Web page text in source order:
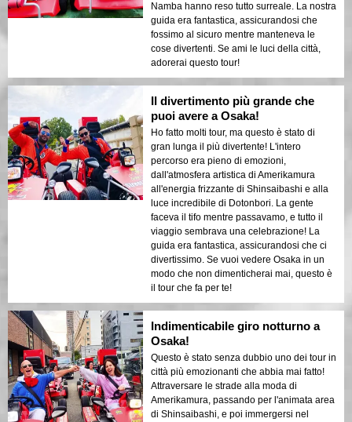
Namba hanno reso tutto surreale. La nostra
guida era fantastica, assicurandosi che
fossimo al sicuro mentre manteneva le
cose divertenti. Se ami le luci della città,
adorerai questo tour!
Il divertimento più grande che
puoi avere a Osaka!
Ho fatto molti tour, ma questo è stato di
gran lunga il più divertente! L'intero
percorso era pieno di emozioni,
dall'atmosfera artistica di Amerikamura
all'energia frizzante di Shinsaibashi e alla
luce incredibile di Dotonbori. La gente
faceva il tifo mentre passavamo, e tutto il
viaggio sembrava una celebrazione! La
guida era fantastica, assicurandosi che ci
divertissimo. Se vuoi vedere Osaka in un
modo che non dimenticherai mai, questo è
il tour che fa per te!
Indimenticabile giro notturno a
Osaka!
Questo è stato senza dubbio uno dei tour in
città più emozionanti che abbia mai fatto!
Attraversare le strade alla moda di
Amerikamura, passando per l'animata area
di Shinsaibashi, e poi immergersi nel